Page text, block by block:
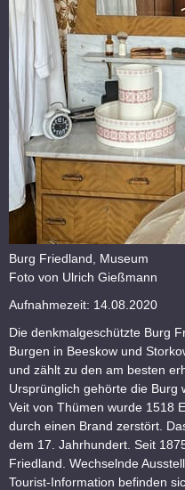
Burg Friedland, Museum
Foto von Ulrich Gießmann
Aufnahmezeit: 14.08.2020
Die denkmalgeschützte Burg
Burgen in Beeskow und
und zählt zu den am besten
Ursprünglich gehörte die Burg
Veit von Thümen wurde 1518
durch einen Brand zerstört.
dem 17. Jahrhundert. Seit
Friedland. Wechselnde
Tourist-Information befinden